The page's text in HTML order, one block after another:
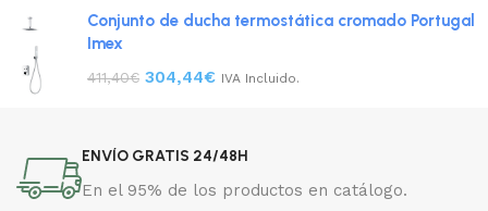
Conjunto de ducha termostática cromado Portugal
Imex
411,40€ 304,44€ IVA Incluido.
ENVÍO GRATIS 24/48H
En el 95% de los productos en catálogo.